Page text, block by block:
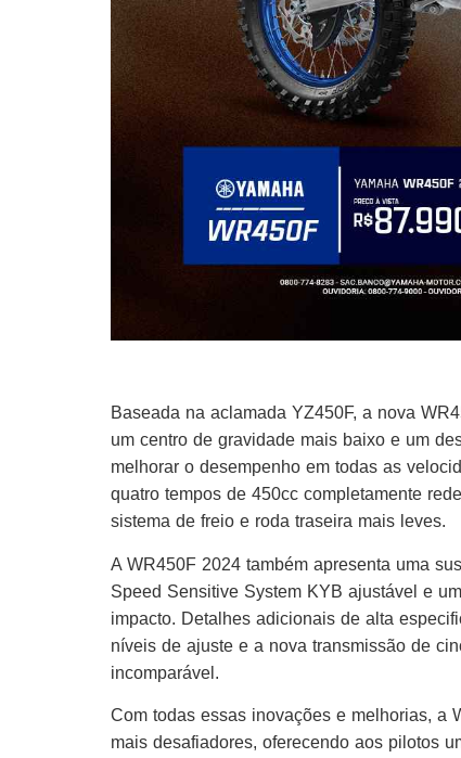
Baseada na aclamada YZ450F, a nova
um centro de gravidade mais baixo e um
melhorar o desempenho em todas as
quatro tempos de 450cc completamente
sistema de freio e roda traseira mais leves.
A WR450F 2024 também apresenta uma
Speed Sensitive System KYB ajustável e
impacto. Detalhes adicionais de alta
níveis de ajuste e a nova transmissão de
incomparável.
Com todas essas inovações e melhorias, a
mais desafiadores, oferecendo aos pilotos